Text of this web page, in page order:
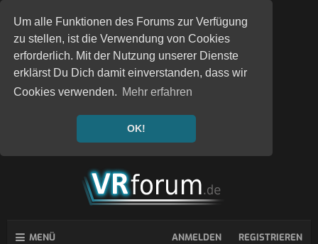
Um alle Funktionen des Forums zur Verfügung
zu stellen, ist die Verwendung von Cookies
erforderlich. Mit der Nutzung unserer Dienste
erklärst Du Dich damit einverstanden, dass wir
Cookies verwenden. Mehr erfahren
OK!
MENÜ ANMELDEN REGISTRIEREN